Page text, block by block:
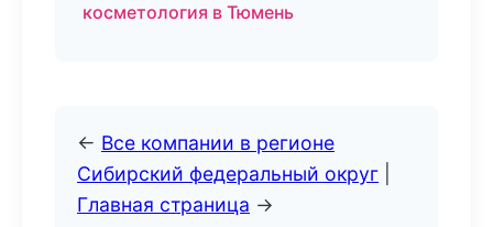
косметология в Тюмень
← Все компании в регионе
Сибирский федеральный округ
Главная страница →